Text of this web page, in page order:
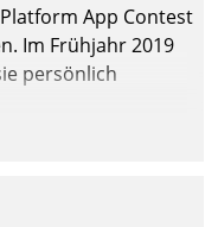
Platform App Contest
Im Frühjahr 2019
persönlich